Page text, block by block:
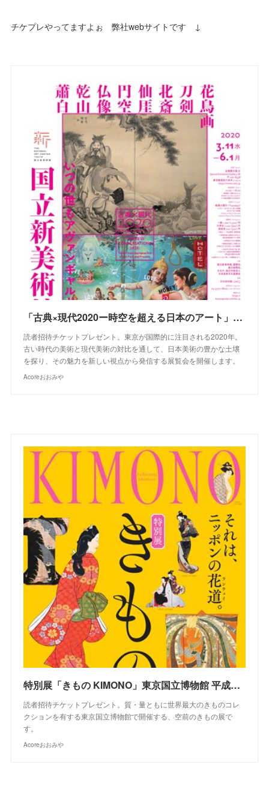
チケプレやってますよぉ 弊社webサイトです ↓
「古典×現代2020ー時空を超える日本のアート」国立新美術館 | Acoreおおみや
読者招待チケットプレゼント。東京が国際的に注目される2020年。
古い時代の美術と現代美術の対比を通して、日本美術の豊かな土壌
を探り、その魅力を新しい視点から発信する展覧会を開催します。
Acoreおおみや
特別展「きもの KIMONO」東京国立博物館 平成館 | Acoreおおみや
読者招待チケットプレゼント。質・量ともに世界最大のきものコレ
クションを有する東京国立博物館で開催する、空前のきもの展で
す。
Acoreおおみや